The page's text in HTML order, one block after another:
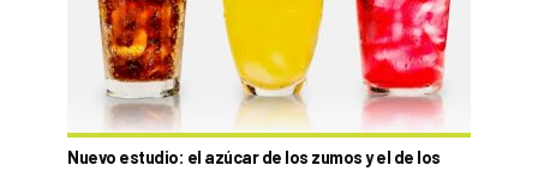
Nuevo estudio: el azúcar de los zumos y el de los